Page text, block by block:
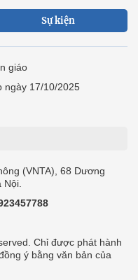
Sự kiện
giáo
ngày 17/10/2025
(VNTA), 68 Dương
Chỉ được phát hành
ý bằng văn bản của